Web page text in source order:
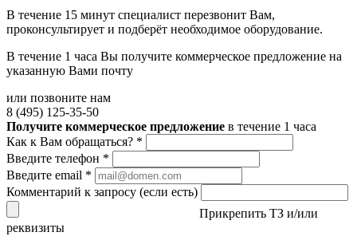
В течение 15 минут специалист перезвонит Вам,
проконсультирует и подберёт необходимое оборудование.
В течение 1 часа Вы получите коммерческое предложение на
указанную Вами почту
или позвоните нам
8 (495) 125-35-50
Получите коммерческое предложение в течение 1 часа
Как к Вам обращаться? *
Введите телефон *
Введите email *
Комментарий к запросу (если есть)
Прикрепить ТЗ и/или
реквизиты